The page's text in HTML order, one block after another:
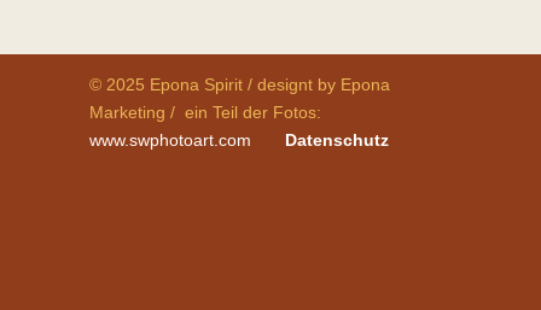
© 2025 Epona Spirit / designt by Epona
Marketing / ein Teil der Fotos:
www.swphotoart.com
Datenschutz